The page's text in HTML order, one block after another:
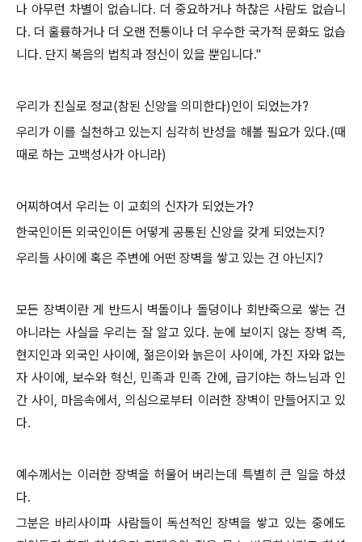
나 아무런 차별이 없습니다. 더 중요하거나 하찮은 사람도 없습니
다. 더 훌륭하거나 더 오랜 전통이나 더 우수한 국가적 문화도 없습
니다. 단지 복음의 법칙과 정신이 있을 뿐입니다."
우리가 진실로 정교(참된 신앙을 의미한다)인이 되었는가?
우리가 이를 실천하고 있는지 심각히 반성을 해볼 필요가 있다.(때
때로 하는 고백성사가 아니라)
어찌하여서 우리는 이 교회의 신자가 되었는가?
한국인이든 외국인이든 어떻게 공통된 신앙을 갖게 되었는지?
우리들 사이에 혹은 주변에 어떤 장벽을 쌓고 있는 건 아닌지?
모든 장벽이란 게 반드시 벽돌이나 돌덩이나 회반죽으로 쌓는 건
아니라는 사실을 우리는 잘 알고 있다. 눈에 보이지 않는 장벽 즉,
현지인과 외국인 사이에, 젊은이와 늙은이 사이에, 가진 자와 없는
자 사이에, 보수와 혁신, 민족과 민족 간에, 급기야는 하느님과 인
간 사이, 마음속에서, 의심으로부터 이러한 장벽이 만들어지고 있
다.
예수께서는 이러한 장벽을 허물어 버리는데 특별히 큰 일을 하셨
다.
그분은 바리사이파 사람들이 독선적인 장벽을 쌓고 있는 중에도